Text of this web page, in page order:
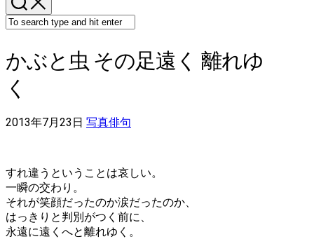
かぶと虫 その足遠く 離れゆ
く
2013年7月23日 写真俳句
すれ違うということは哀しい。
一瞬の交わり。
それが笑顔だったのか涙だったのか、
はっきりと判別がつく前に、
永遠に遠くへと離れゆく。